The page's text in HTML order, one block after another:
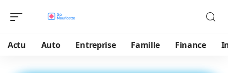
Actu Auto Entreprise Famille Finance